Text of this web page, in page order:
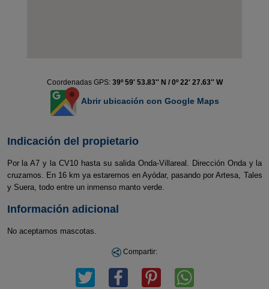
Coordenadas GPS: 39º 59' 53.83'' N / 0º 22' 27.63'' W
Abrir ubicación con Google Maps
Indicación del propietario
Por la A7 y la CV10 hasta su salida Onda-Villareal. Dirección Onda y la
cruzamos. En 16 km ya estaremos en Ayódar, pasando por Artesa, Tales
y Suera, todo entre un inmenso manto verde.
Información adicional
No aceptamos mascotas.
Compartir: